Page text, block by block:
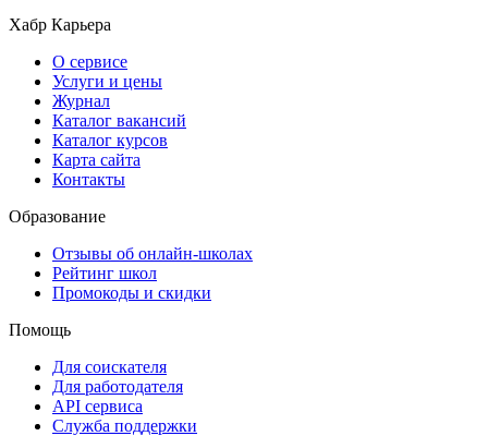
Хабр Карьера
О сервисе
Услуги и цены
Журнал
Каталог вакансий
Каталог курсов
Карта сайта
Контакты
Образование
Отзывы об онлайн-школах
Рейтинг школ
Промокоды и скидки
Помощь
Для соискателя
Для работодателя
API сервиса
Служба поддержки